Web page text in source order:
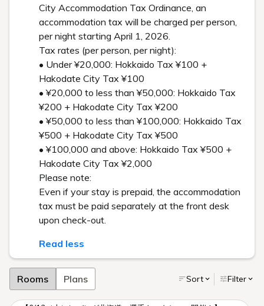
City Accommodation Tax Ordinance, an
accommodation tax will be charged per person,
per night starting April 1, 2026.
Tax rates (per person, per night):
• Under ¥20,000: Hokkaido Tax ¥100 +
Hakodate City Tax ¥100
• ¥20,000 to less than ¥50,000: Hokkaido Tax
¥200 + Hakodate City Tax ¥200
• ¥50,000 to less than ¥100,000: Hokkaido Tax
¥500 + Hakodate City Tax ¥500
• ¥100,000 and above: Hokkaido Tax ¥500 +
Hakodate City Tax ¥2,000
Please note:
Even if your stay is prepaid, the accommodation
tax must be paid separately at the front desk
upon check-out.
Read less
Rooms Plans Sort Filter